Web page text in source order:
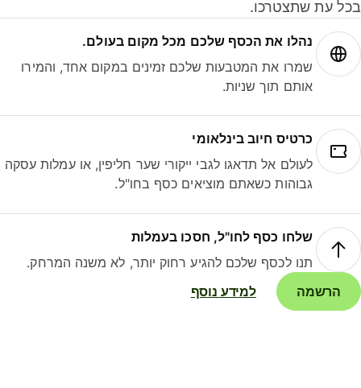
עת שתצטרכו.
נהלו את הכסף שלכם מכל מקום בעולם.
שמרו את המטבעות שלכם זמינים במקום אחד, והמירו
אותם תוך שניות.
כרטיס חיוב בינלאומי
לעולם אל תדאגו לגבי ייקורי שער חליפין, או עמלות עסקה
גבוהות כשאתם מוציאים כסף בחו"ל.
שלחו כסף לחו"ל, חסכו בעמלות
תנו לכסף שלכם להגיע רחוק יותר, לא משנה המרחק.
הרשמה
למידע נוסף